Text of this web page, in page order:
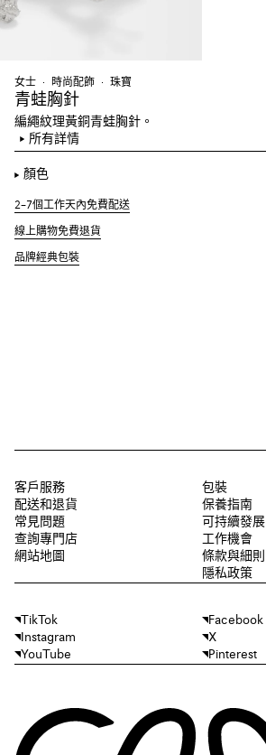
女士 時尚配飾 珠寶
青蛙胸針
編繩紋理黃銅青蛙胸針。
所有詳情
顏色
2–7個工作天內免費配送
線上購物免費退貨
品牌經典包裝
客戶服務
配送和退貨
常見問題
查詢專門店
網站地圖
包裝
保養指南
可持續發展
工作機會
條款與細則
隱私政策
TikTok
Facebook
Instagram
X
YouTube
Pinterest